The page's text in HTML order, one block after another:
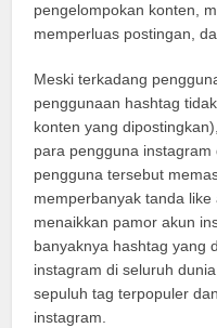
pengelompokan konten,
memperluas postingan,
Meski terkadang
penggunaan hashtag
konten yang
para pengguna
pengguna tersebut
memperbanyak tanda
menaikkan pamor akun
banyaknya hashtag yang
instagram di seluruh
sepuluh tag terpopuler
instagram.